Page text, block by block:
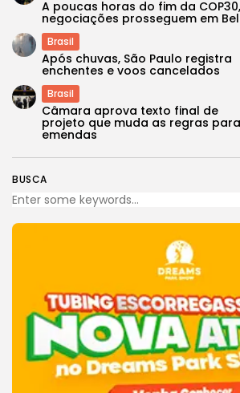
BUSCA
A poucas horas do fim da COP30,
negociações prosseguem em
Brasil
Após chuvas, São Paulo registra
enchentes e voos cancelados
Brasil
Câmara aprova texto final de
projeto que muda as regras para
emendas